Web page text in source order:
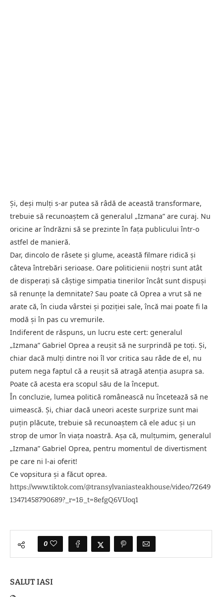
Și, deși mulți s-ar putea să râdă de această transformare,
trebuie să recunoaștem că generalul „Izmana” are curaj. Nu
oricine ar îndrăzni să se prezinte în fața publicului într-o
astfel de manieră.
Dar, dincolo de râsete și glume, această filmare ridică și
câteva întrebări serioase. Oare politicienii noștri sunt atât
de disperați să câștige simpatia tinerilor încât sunt dispuși
să renunțe la demnitate? Sau poate că Oprea a vrut să ne
arate că, în ciuda vârstei și poziției sale, încă mai poate fi la
modă și în pas cu vremurile.
Indiferent de răspuns, un lucru este cert: generalul
„Izmana” Gabriel Oprea a reușit să ne surprindă pe toți. Și,
chiar dacă mulți dintre noi îl vor critica sau râde de el, nu
putem nega faptul că a reușit să atragă atenția asupra sa.
Poate că acesta era scopul său de la început.
În concluzie, lumea politică românească nu încetează să ne
uimească. Și, chiar dacă uneori aceste surprize sunt mai
puțin plăcute, trebuie să recunoaștem că ele aduc și un
strop de umor în viața noastră. Așa că, mulțumim, generalul
„Izmana” Gabriel Oprea, pentru momentul de divertisment
pe care ni l-ai oferit!
Ce vopsitura și a făcut oprea.
https://www.tiktok.com/@transylvaniasteakhouse/video/72649
13471458790689?_r=1&_t=8efgQ6VUoq1
0
SALUT IASI